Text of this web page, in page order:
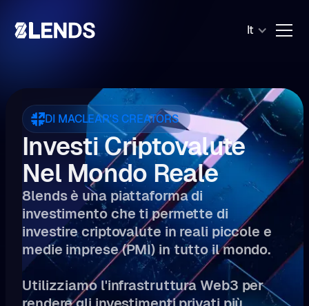
It
DI MACLEAR'S CREATORS
Investi Criptovalute
Nel Mondo Reale
8lends è una piattaforma di
investimento che ti permette di
investire criptovalute in reali piccole e
medie imprese (PMI) in tutto il mondo.
Utilizziamo l'infrastruttura Web3 per